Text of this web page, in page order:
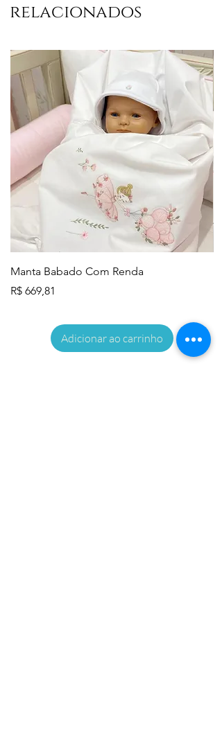
relacionados
Manta Babado Com Renda
Preço
R$ 669,81
Adicionar ao carrinho